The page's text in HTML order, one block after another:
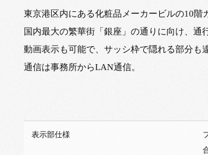
東京港区内にある化粧品メーカービルの10階
国内最大の繁華街「銀座」の通りに向け、通
動画表示も可能で、サッシ枠で隠れる部分も
通信は事務所からLAN通信。
表示部仕様